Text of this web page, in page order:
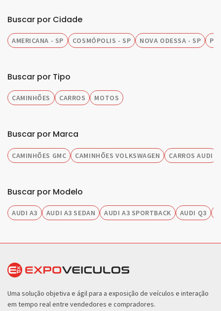
Buscar por Cidade
AMERICANA - SP COSMÓPOLIS - SP NOVA ODESSA - SP
Buscar por Tipo
CAMINHÕES CARROS MOTOS
Buscar por Marca
CAMINHÕES GMC CAMINHÕES VOLKSWAGEN CARROS AUDI
Buscar por Modelo
AUDI A3 AUDI A3 SEDAN AUDI A3 SPORTBACK AUDI Q3
Uma solução objetiva e ágil para a exposição de veículos e interação
em tempo real entre vendedores e compradores.